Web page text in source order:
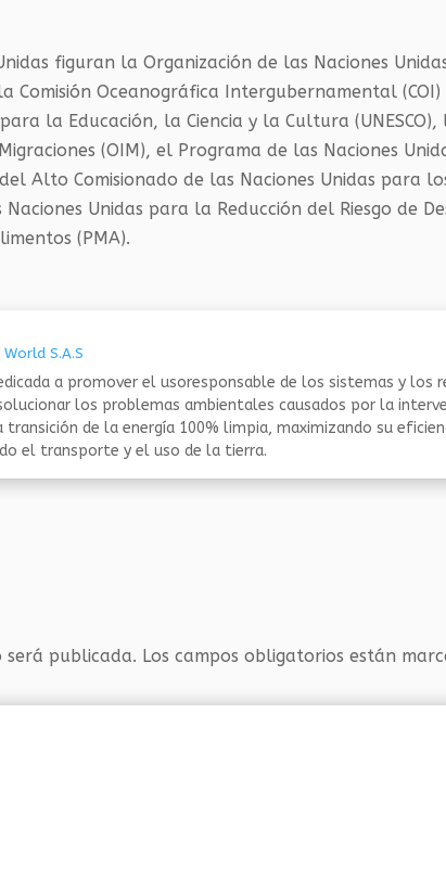
figuran la Organización de las Naciones
Comisión Oceanográfica Intergubernamental
la Educación, la Ciencia y la Cultura (UNESCO),
(OIM), el Programa de las Naciones
Alto Comisionado de las Naciones Unidas para
Unidas para la Reducción del Riesgo de
(PMA).
S.A.S
a promover el usoresponsable de los sistemas y los
los problemas ambientales causados por la
de la energía 100% limpia, maximizando su
el transporte y el uso de la tierra.
será publicada. Los campos obligatorios están